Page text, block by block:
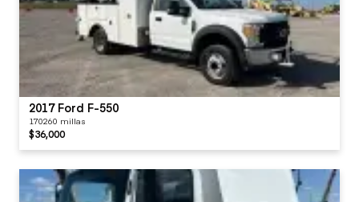
2017 Ford F-550
170260 millas
$36,000